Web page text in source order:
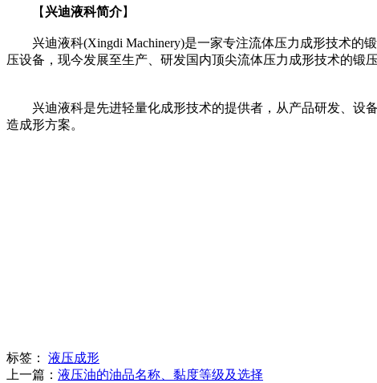
【 兴迪液科简介】
兴迪液科(Xingdi Machinery)是一家专注流体压力成形技术的
压设备，现今发展至生产、研发国内顶尖流体压力成形技术的锻压
兴迪液科是先进轻量化成形技术的提供者，从产品研发、设备
造成形方案。
标签： 液压成形
上一篇： 液压油的油品名称、黏度等级及选择